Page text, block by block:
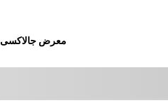
معرض جالاكسى